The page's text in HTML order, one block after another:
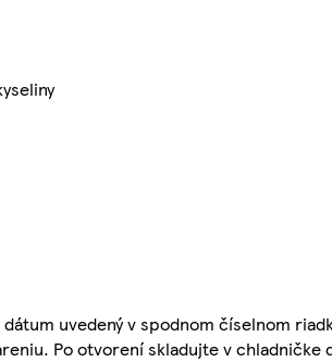
uvedený v spodnom číselnom
Po otvorení skladujte v chladničke